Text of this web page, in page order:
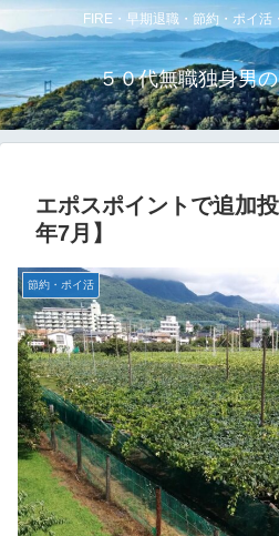
FIRE・早期退職・節約・ポイ活
５０代無職独身男
エポスポイントで追加
年7月】
節約・ポイ活